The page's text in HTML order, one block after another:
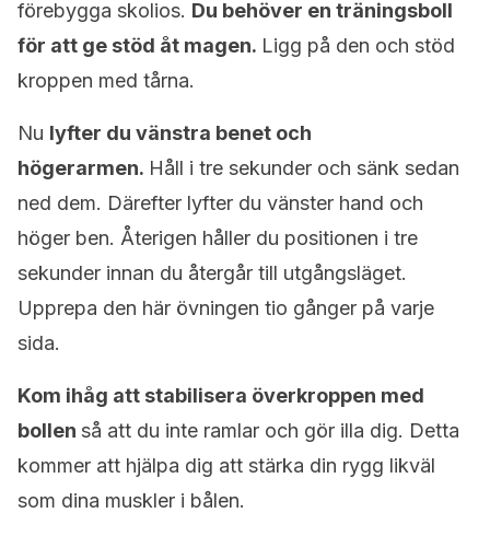
förebygga skolios. Du behöver en träningsboll
för att ge stöd åt magen. Ligg på den och stöd
kroppen med tårna.
Nu lyfter du vänstra benet och
högerarmen. Håll i tre sekunder och sänk sedan
ned dem. Därefter lyfter du vänster hand och
höger ben. Återigen håller du positionen i tre
sekunder innan du återgår till utgångsläget.
Upprepa den här övningen tio gånger på varje
sida.
Kom ihåg att stabilisera överkroppen med
bollen så att du inte ramlar och gör illa dig. Detta
kommer att hjälpa dig att stärka din rygg likväl
som dina muskler i bålen.